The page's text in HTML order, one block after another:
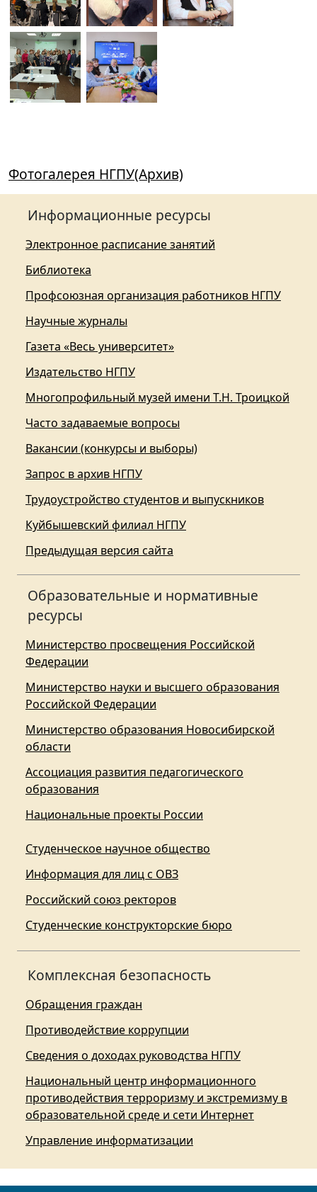
Фотогалерея НГПУ(Архив)
Информационные ресурсы
Электронное расписание занятий
Библиотека
Профсоюзная организация работников НГПУ
Научные журналы
Газета «Весь университет»
Издательство НГПУ
Многопрофильный музей имени Т.Н. Троицкой
Часто задаваемые вопросы
Вакансии (конкурсы и выборы)
Запрос в архив НГПУ
Трудоустройство студентов и выпускников
Куйбышевский филиал НГПУ
Предыдущая версия сайта
Образовательные и нормативные
ресурсы
Министерство просвещения Российской
Федерации
Министерство науки и высшего образования
Российской Федерации
Министерство образования Новосибирской
области
Ассоциация развития педагогического
образования
Национальные проекты России
Студенческое научное общество
Информация для лиц с ОВЗ
Российский союз ректоров
Студенческие конструкторские бюро
Комплексная безопасность
Обращения граждан
Противодействие коррупции
Сведения о доходах руководства НГПУ
Национальный центр информационного
противодействия терроризму и экстремизму в
образовательной среде и сети Интернет
Управление информатизации